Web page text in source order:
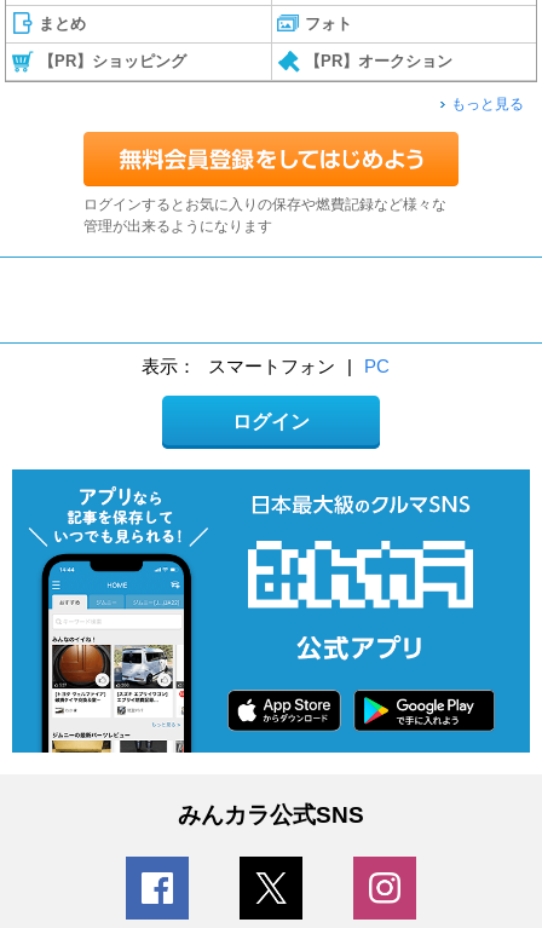
まとめ フォト
【PR】ショッピング 【PR】オークション
もっと見る
ログインするとお気に入りの保存や燃費記録など様々な
管理が出来るようになります
表示： スマートフォン | PC
ログイン
みんカラ公式SNS